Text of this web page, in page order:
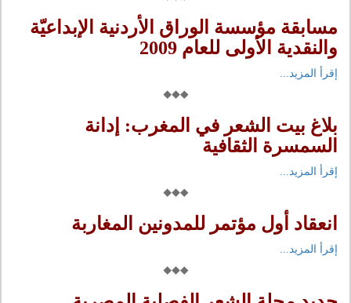
مسابقة مؤسسة الوراق الأردنية الإبداعيّة
والنقدية الأولى للعام 2009
إقرأ المزيد...
بلاغ بيت الشعر في المغرب: إدانة
السمسرة الثقافية
إقرأ المزيد...
انعقاد أول مؤتمر للمدونين المغاربة
إقرأ المزيد...